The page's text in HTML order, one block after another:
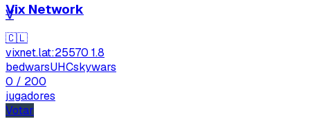
V
Vix Network
🇨🇱
vixnet.lat:25570 1.8
bedwarsUHCskywars
0 / 200
jugadores
Votar